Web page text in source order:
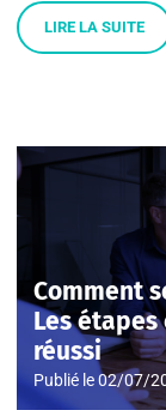
LIRE LA SUITE
Comment
Les étapes
réussi
Publié le02/07/